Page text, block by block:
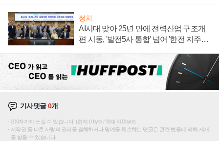
정치
AI시대 맞아 25년 만에 전력산업 구조개
편 시동, '발전5사 통합' 넘어 '한전 지주사'
기사댓글0개
200자까지 쓰실 수 있습니다. (현재 0 byte / 최대 400byte)
저작권 등 다른 사람의 권리를 침해하거나 명예를 훼손하는 댓글은 관련 법률에 의해 제재
를 받을 수 있습니다.